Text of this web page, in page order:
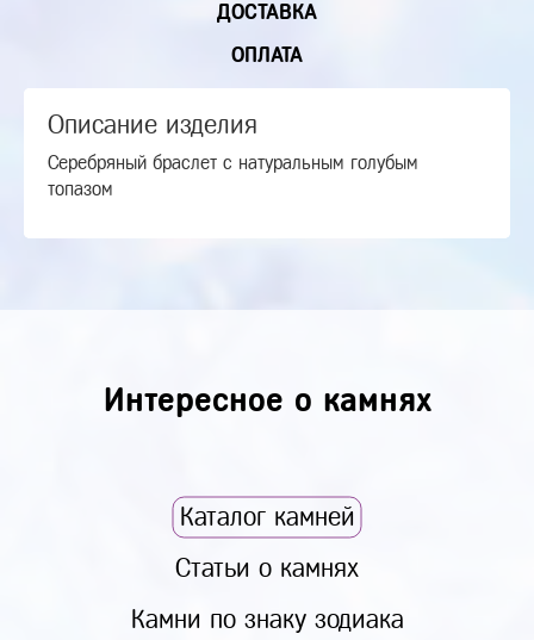
ДОСТАВКА
ОПЛАТА
Описание изделия
Серебряный браслет с натуральным голубым
топазом
Интересное о камнях
Каталог камней
Статьи о камнях
Камни по знаку зодиака